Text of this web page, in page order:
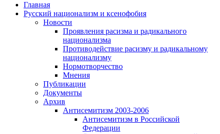
Главная
Русский национализм и ксенофобия
Новости
Проявления расизма и радикального
национализма
Противодействие расизму и радикальному
национализму
Нормотворчество
Мнения
Публикации
Документы
Архив
Антисемитизм 2003-2006
Антисемитизм в Российской
Федерации